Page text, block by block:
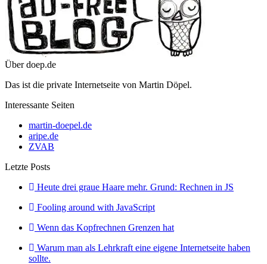
Über doep.de
Das ist die private Internetseite von Martin Döpel.
Interessante Seiten
martin-doepel.de
aripe.de
ZVAB
Letzte Posts
Heute drei graue Haare mehr. Grund: Rechnen in JS
Fooling around with JavaScript
Wenn das Kopfrechnen Grenzen hat
Warum man als Lehrkraft eine eigene Internetseite haben
sollte.